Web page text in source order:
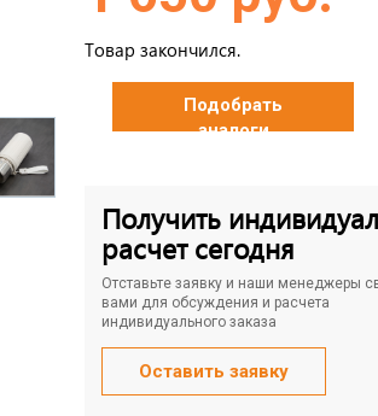
Товар закончился.
Подобрать
аналоги
Получить
расчет сегодня
Отставьте заявку и наши менеджеры
вами для обсуждения и расчета
индивидуального заказа
Оставить заявку